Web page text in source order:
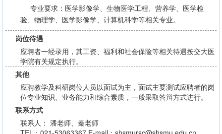
专业要求：医学影像学、生物医学工程、营养学、医学检
验、物理学、医学影像学、计算机科学等相关专业。
岗位待遇
应聘者一经录用，其工资、福利和社会保险等相关待遇按交大医
学院有关规定执行。
其他
应聘教学及科研岗位人员以面试为主，面试主要测试应聘者的岗
位专业知识、业务能力和综合素质，一般采取答辩方式进行。
联系方式
联系人： 潘老师、秦老师